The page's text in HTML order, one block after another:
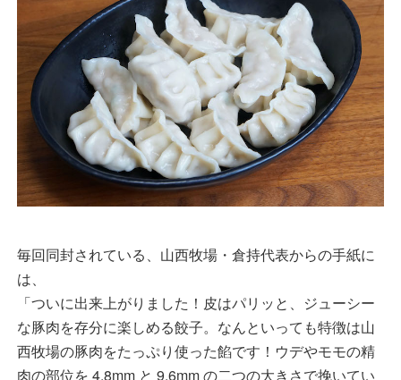
毎回同封されている、山西牧場・倉持代表からの手紙に
は、
「ついに出来上がりました！皮はパリッと、ジューシー
な豚肉を存分に楽しめる餃子。なんといっても特徴は山
西牧場の豚肉をたっぷり使った餡です！ウデやモモの精
肉の部位を 4.8mm と 9.6mm の二つの大きさで挽いてい